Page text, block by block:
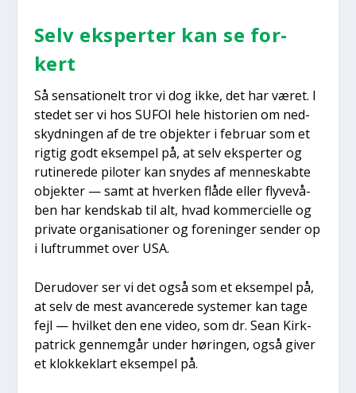
Selv eks­per­ter kan se for­
kert
Så sen­sa­tio­nelt tror vi dog ikke, det har været. I
ste­det ser vi hos SUFOI hele histo­ri­en om ned­
skyd­nin­gen af de tre objek­ter i febru­ar som et
rig­tig godt eksem­pel på, at selv eks­per­ter og
ruti­ne­re­de pilo­ter kan sny­des af men­ne­skab­te
objek­ter — samt at hver­ken flå­de eller fly­ve­vå­
ben har kend­skab til alt, hvad kom­merci­el­le og
pri­va­te orga­ni­sa­tio­ner og for­e­nin­ger sen­der op
i luftrum­met over USA.
Der­u­d­over ser vi det også som et eksem­pel på,
at selv de mest avan­ce­re­de syste­mer kan tage
fejl — hvil­ket den ene video, som dr. Sean Kirk­
pa­tri­ck gen­nem­går under hørin­gen, også giver
et klok­ke­klart eksem­pel på.